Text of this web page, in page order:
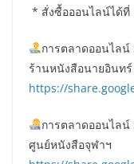
* สั่งซื้อออนไลน์ได้ที่
การตลาดออนไลน์
ร้านหนังสือนายอินทร์
https://
การตลาดออนไลน์
ศูนย์หนังสือจุฬาฯ